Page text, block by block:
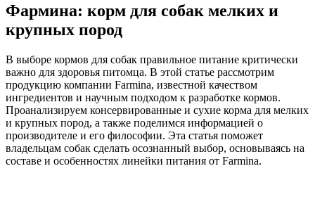
Фармина: корм для собак мелких и
крупных пород
В выборе кормов для собак правильное питание критически
важно для здоровья питомца. В этой статье рассмотрим
продукцию компании Farmina, известной качеством
ингредиентов и научным подходом к разработке кормов.
Проанализируем консервированные и сухие корма для мелких
и крупных пород, а также поделимся информацией о
производителе и его философии. Эта статья поможет
владельцам собак сделать осознанный выбор, основываясь на
составе и особенностях линейки питания от Farmina.